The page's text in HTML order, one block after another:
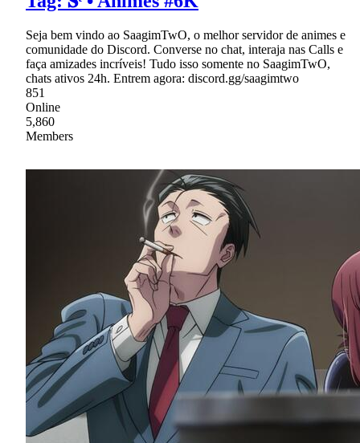
Seja bem vindo ao SaagimTwO, o melhor servidor de animes e
comunidade do Discord. Converse no chat, interaja nas Calls e
faça amizades incríveis! Tudo isso somente no SaagimTwO,
chats ativos 24h. Entrem agora: discord.gg/saagimtwo
851
Online
5,860
Members